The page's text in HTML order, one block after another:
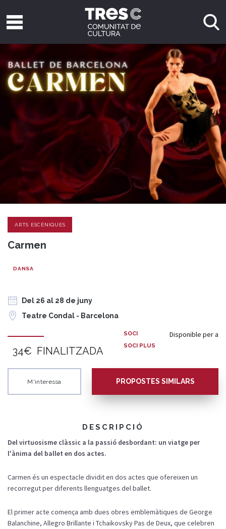
ARTS ESCÈNIQUES
Carmen
DANSA
Del 26 al 28 de juny
Teatre Condal - Barcelona
34€ FINALITZADA
Disponible per a
SOCI
SOCI PLUS
M'interessa PROPOSTES SIMILARS
DESCRIPCIÓ
Del virtuosisme clàssic a la passió desbordant: un viatge per
l'ànima del ballet en dos actes.
Carmen és un espectacle dividit en dos actes que ofereixen un
recorregut per diferents llenguatges del ballet.
El primer acte comença amb dues obres emblemàtiques de George
Balanchine, Allegro Brillante i Tchaikovsky Pas de Deux, que celebren